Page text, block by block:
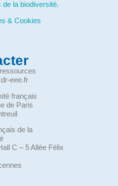
de la biodiversité.
& Cookies
eee.fr
français
de Paris
de la
C – 5 Allée Félix